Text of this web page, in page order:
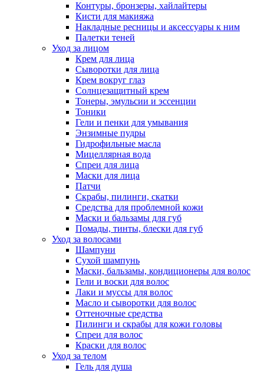
Контуры, бронзеры, хайлайтеры
Кисти для макияжа
Накладные ресницы и аксессуары к ним
Палетки теней
Уход за лицом
Крем для лица
Сыворотки для лица
Крем вокруг глаз
Солнцезащитный крем
Тонеры, эмульсии и эссенции
Тоники
Гели и пенки для умывания
Энзимные пудры
Гидрофильные масла
Мицеллярная вода
Спреи для лица
Маски для лица
Патчи
Скрабы, пилинги, скатки
Средства для проблемной кожи
Маски и бальзамы для губ
Помады, тинты, блески для губ
Уход за волосами
Шампуни
Сухой шампунь
Маски, бальзамы, кондиционеры для волос
Гели и воски для волос
Лаки и муссы для волос
Масло и сыворотки для волос
Оттеночные средства
Пилинги и скрабы для кожи головы
Спреи для волос
Краски для волос
Уход за телом
Гель для душа